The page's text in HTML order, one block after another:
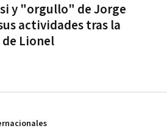
y "orgullo" de Jorge
actividades tras la
Lionel